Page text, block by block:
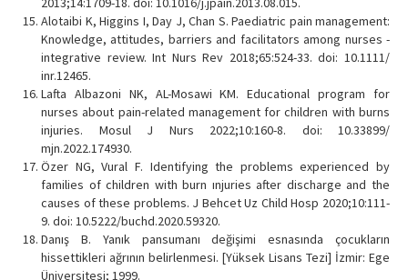
Alotaibi K, Higgins I, Day J, Chan S. Paediatric pain management:
Knowledge, attitudes, barriers and facilitators among nurses -
integrative review. Int Nurs Rev 2018;65:524-33. doi: 10.1111/
inr.12465.
Lafta Albazoni NK, AL-Mosawi KM. Educational program for
nurses about pain-related management for children with burns
injuries. Mosul J Nurs 2022;10:160-8. doi: 10.33899/
mjn.2022.174930.
Özer NG, Vural F. Identifying the problems experienced by
families of children with burn ınjuries after discharge and the
causes of these problems. J Behcet Uz Child Hosp 2020;10:111-
9. doi: 10.5222/buchd.2020.59320.
Danış B. Yanık pansumanı değişimi esnasında çocukların
hissettikleri ağrının belirlenmesi. [Yüksek Lisans Tezi] İzmir: Ege
Üniversitesi; 1999.